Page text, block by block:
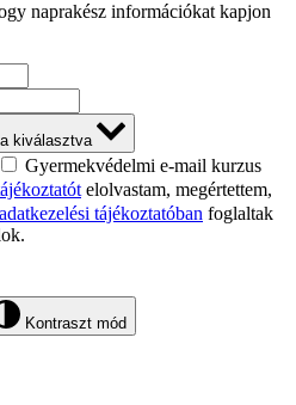
naprakész információkat kapjon
kiválasztva
Gyermekvédelmi e-mail kurzus
elolvastam, megértettem,
adatkezelési tájékoztatóban foglaltak
Kontraszt mód